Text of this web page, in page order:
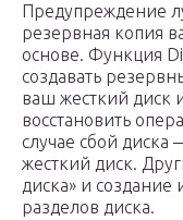
Предупреждение
резервная копия
основе. Функция
создавать
ваш жесткий диск
восстановить
случае сбой диска
жесткий диск.
диска» и
разделов диска.